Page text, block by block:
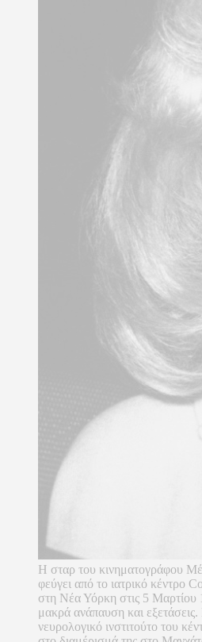
Η σταρ του κινηματογράφου
φεύγει από το ιατρικό κέντρο
στη Νέα Υόρκη στις 5 Μαρτίου
μακρά ανάπαυση και
νευρολογικό ινστιτούτο του